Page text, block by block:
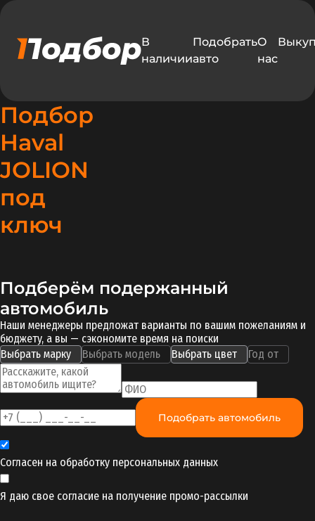
В
наличии
Подобрать
авто
О
нас
Подбор
Haval
JOLION
под
ключ
Подберём подержанный
автомобиль
Наши менеджеры предложат варианты по вашим пожеланиям и
бюджету, а вы — сэкономите время на поиски
Выбрать марку
Выбрать модель Выбрать цвет Год от
Подобрать автомобиль
Согласен на обработку персональных данных
Я даю свое согласие на получение промо-рассылки